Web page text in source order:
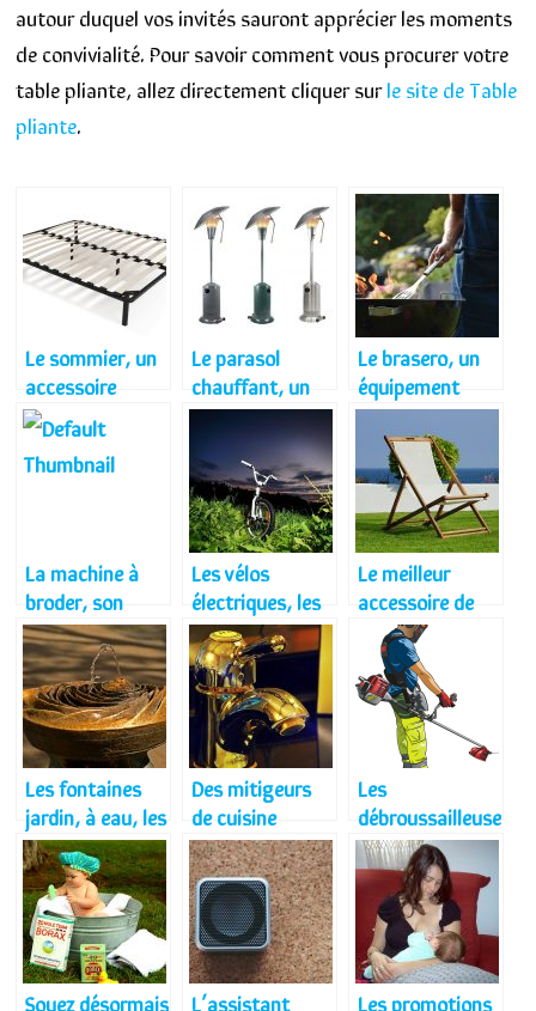
autour duquel vos invités sauront apprécier les moments
de convivialité. Pour savoir comment vous procurer votre
table pliante, allez directement cliquer surle site de Table
pliante.
Le sommier, un
accessoire
adapté pour un
confort plus
agréable
Le parasol
chauffant, un
accessoire de
lutte efficace
contre le froid
des saissons
glacielles
Le brasero, un
équipement
source de
chaleur
La machine à
broder, son
importance
dans la couture
moderne
Les vélos
électriques, les
meilleurs choix
disponibles
Le meilleur
accessoire de
votre jardin, le
fauteuil de
jardin
Les fontaines
jardin, à eau, les
meilleurs choix
Des mitigeurs
de cuisine
comme vous les
aimmez!
Les
débroussailleuse
s thermiques, le
bon choix
Soyez désormais L’assistant Les promotions